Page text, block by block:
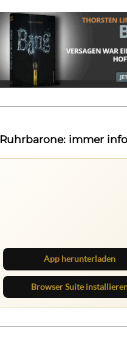
Ruhrbarone: immer
App herunterladen
Browser Suite